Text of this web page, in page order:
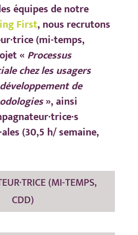
équipes de notre
First, nous recrutons
(mi-temps,
«Processus
chez les usagers
de
», ainsi
(30,5 h/ semaine,
(MI-TEMPS,
CDD)